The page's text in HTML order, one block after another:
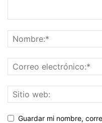
Guardar mi nombre,